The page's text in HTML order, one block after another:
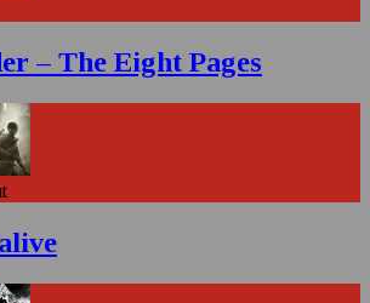
– The Eight Pages